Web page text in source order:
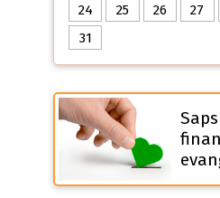
24
25 26 27
31